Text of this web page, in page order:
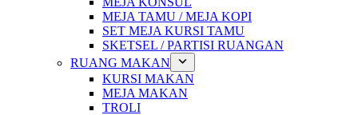
MEJA TAMU / MEJA KOPI
SET MEJA KURSI TAMU
SKETSEL / PARTISI RUANGAN
RUANG MAKAN
KURSI MAKAN
MEJA MAKAN
TROLI